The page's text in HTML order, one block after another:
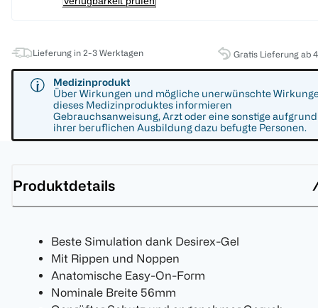
Lieferung in 2-3 Werktagen Gratis Lieferung ab
Medizinprodukt
Über Wirkungen und mögliche unerwünschte
dieses Medizinproduktes informieren
Gebrauchsanweisung, Arzt oder eine sonstige aufgrund
ihrer beruflichen Ausbildung dazu befugte Personen.
Produktdetails
Beste Simulation dank Desirex-Gel
Mit Rippen und Noppen
Anatomische Easy-On-Form
Nominale Breite 56mm